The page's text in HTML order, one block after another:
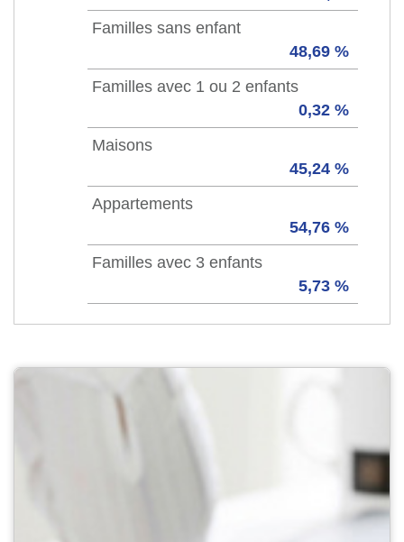
Familles sans enfant
48,69 %
Familles avec 1 ou 2 enfants
0,32 %
Maisons
45,24 %
Appartements
54,76 %
Familles avec 3 enfants
5,73 %